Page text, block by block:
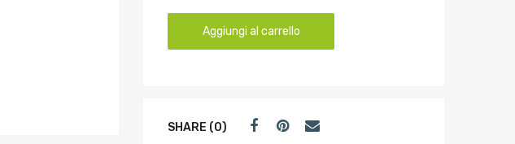
Aggiungi al carrello
SHARE (0)